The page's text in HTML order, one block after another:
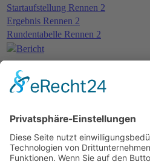
Startaufstellung Rennen 2
Ergebnis Rennen 2
Rundentabelle Rennen 2
Bericht
Weitere Beiträge …
14.04.2019 - Hungaroring
3